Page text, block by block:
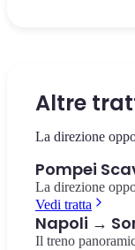
Altre
La direzione
Pompei
La direzione
Vedi tratta
Napoli →
Il treno